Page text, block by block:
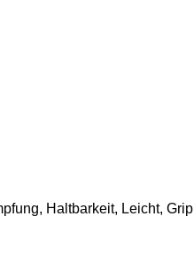
Haltbarkeit, Leicht,